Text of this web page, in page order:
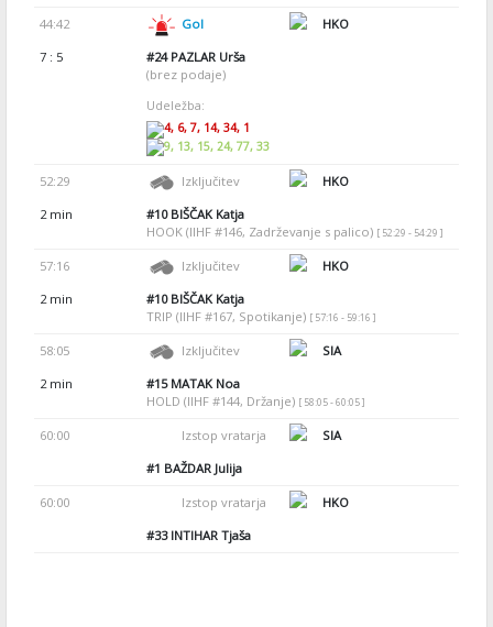
44:42 Gol
HKO
7 : 5
#24PAZLAR Urša
(brez podaje)
Udeležba:
4, 6, 7, 14, 34, 1
9, 13, 15, 24, 77, 33
52:29 Izključitev
HKO
2 min
#10BIŠČAK Katja
HOOK (IIHF #146, Zadrževanje s palico) [ 52:29 - 54:29 ]
57:16 Izključitev
HKO
2 min
#10BIŠČAK Katja
TRIP (IIHF #167, Spotikanje) [ 57:16 - 59:16 ]
58:05 Izključitev
SIA
2 min
#15MATAK Noa
HOLD (IIHF #144, Držanje) [ 58:05 - 60:05 ]
60:00 Izstop vratarja
SIA
#1 BAŽDAR Julija
60:00 Izstop vratarja
HKO
#33INTIHAR Tjaša